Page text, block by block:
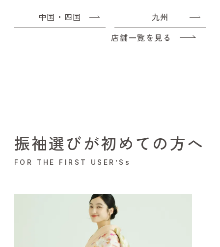
中国・四国
九州
店舗一覧を見る
振袖選びが初めての方へ
FOR THE FIRST USER’Ss